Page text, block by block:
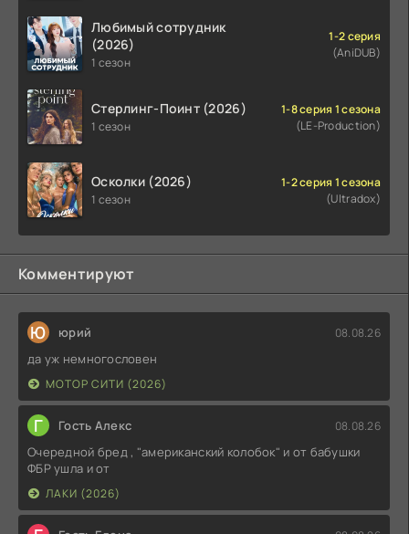
Любимый сотрудник
(2026)
1 сезон
1-2 серия
(AniDUB)
Стерлинг-Поинт (2026)
1 сезон
1-8 серия 1 сезона
(LE-Production)
Осколки (2026)
1 сезон
1-2 серия 1 сезона
(Ultradox)
Комментируют
Ю юрий 08.08.26
да уж немногословен
МОТОР СИТИ (2026)
Г Гость Алекс 08.08.26
Очередной бред , "американский колобок" и от бабушки
ФБР ушла и от
ЛАКИ (2026)